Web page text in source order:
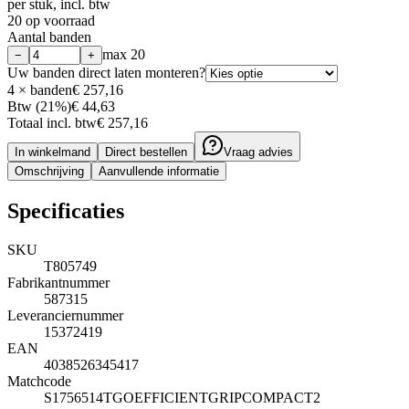
per stuk, incl. btw
20 op voorraad
Aantal banden
− + max 20
Uw banden direct laten monteren?
4 × banden€ 257,16
Btw (21%)€ 44,63
Totaal incl. btw€ 257,16
In winkelmand Direct bestellen
Vraag advies
Omschrijving
Aanvullende informatie
Specificaties
SKU
T805749
Fabrikantnummer
587315
Leveranciernummer
15372419
EAN
4038526345417
Matchcode
S1756514TGOEFFICIENTGRIPCOMPACT2